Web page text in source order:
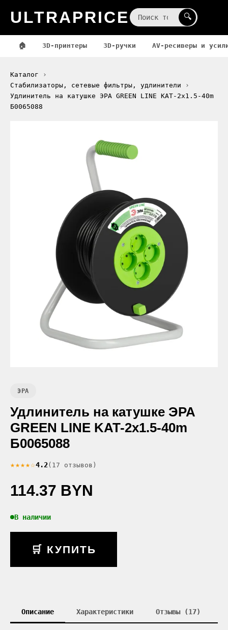
ULTRAPRICE 🔍
🏠 3D-принтеры 3D-ручки AV-ресиверы и
Каталог
Стабилизаторы, сетевые фильтры, удлинители
Удлинитель на катушке ЭРА GREEN LINE KAT-2x1.5-40m
Б0065088
ЭРА
Удлинитель на катушке ЭРА
GREEN LINE KAT-2x1.5-40m
Б0065088
★★★★☆4.2(17 отзывов)
114.37 BYN
В наличии
🛒 КУПИТЬ
Описание Характеристики Отзывы (17)